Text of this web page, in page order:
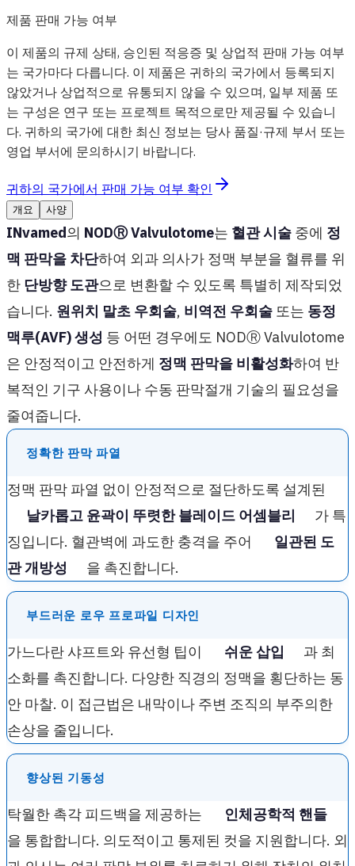
제품 판매 가능 여부
이 제품의 규제 상태, 승인된 적응증 및 상업적 판매 가능 여부
는 국가마다 다릅니다. 이 제품은 귀하의 국가에서 등록되지
않았거나 상업적으로 유통되지 않을 수 있으며, 일부 제품 또
는 구성은 연구 또는 프로젝트 목적으로만 제공될 수 있습니
다. 귀하의 국가에 대한 최신 정보는 당사 품질·규제 부서 또는
영업 부서에 문의하시기 바랍니다.
귀하의 국가에서 판매 가능 여부 확인
개요 사양
INvamed의 NODⓇValvulotome는 혈관 시술 중에 정
맥 판막을 차단하여 외과 의사가 정맥 부분을 혈류를 위
한 단방향 도관으로 변환할 수 있도록 특별히 제작되었
습니다. 원위치 말초 우회술, 비역전 우회술 또는 동정
맥루(AVF) 생성 등 어떤 경우에도 NODⓇ Valvulotome
은 안정적이고 안전하게 정맥 판막을 비활성화하여 반
복적인 기구 사용이나 수동 판막절개 기술의 필요성을
줄여줍니다.
정확한 판막 파열
정맥 판막 파열 없이 안정적으로 절단하도록 설계된
날카롭고 윤곽이 뚜렷한 블레이드 어셈블리
가 특
징입니다. 혈관벽에 과도한 충격을 주어
일관된 도
관 개방성
을 촉진합니다.
부드러운 로우 프로파일 디자인
가느다란 샤프트와 유선형 팁이 쉬운 삽입
과 최
소화를 촉진합니다. 다양한 직경의 정맥을 횡단하는 동
안 마찰. 이 접근법은 내막이나 주변 조직의 부주의한
손상을 줄입니다.
향상된 기동성
탁월한 촉각 피드백을 제공하는
인체공학적 핸들
을 통합합니다. 의도적이고 통제된 컷을 지원합니다. 외